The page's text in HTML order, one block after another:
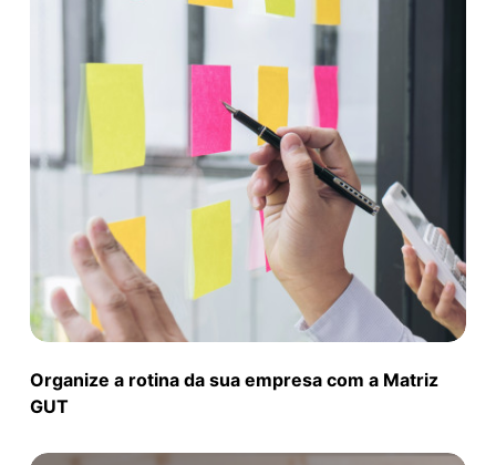
Organize a rotina da sua empresa com a Matriz
GUT